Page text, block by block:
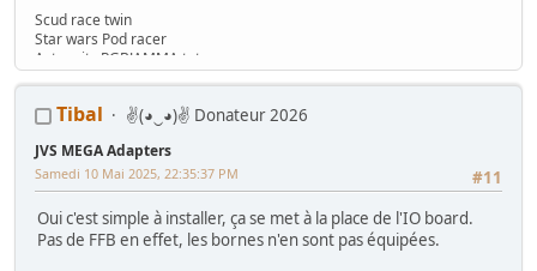
Scud race twin
Star wars Pod racer
Astro city RGBJAMMA tate
Astro city RGBJAMMA yoko
Naomi Virtua tennis 2
Pincab
Borne homemade Coinops
machine à pince sous arduino
Tibal ✌(◕‿◕)✌ Donateur 2026
JVS MEGA Adapters
#11
Samedi 10 Mai 2025, 22:35:37 PM
Oui c'est simple à installer, ça se met à la place de l'IO board.
Pas de FFB en effet, les bornes n'en sont pas équipées.